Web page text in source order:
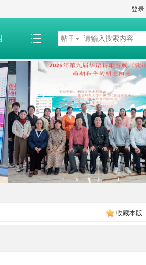
登录
帖子
收藏本版